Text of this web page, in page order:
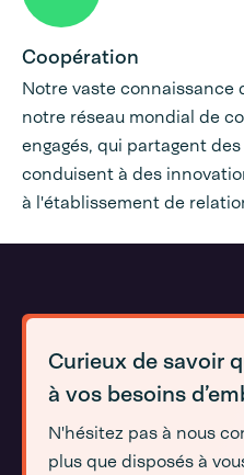
Coopération
Notre vaste connaissance
notre réseau mondial de
engagés, qui partagent
conduisent à des
à l'établissement de
Curieux de savoir
à vos besoins
N'hésitez pas à nous
plus que disposés à